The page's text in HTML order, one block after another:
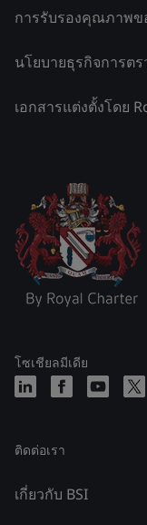
การรับรองคุณภาพข
นโยบายธุรกิจการตร
เอกสารแต่งตั้งโดย
โซเชียลมีเดีย
ติดต่อเรา
เกี่ยวกับ BSI